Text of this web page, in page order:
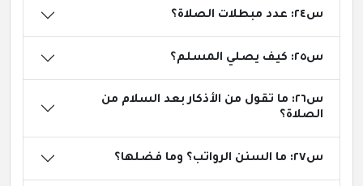
س٢٤: عدد مبطلات الصلاة؟
س٢٥: كيف يصلي المسلم؟
س٢٦: ما تقول من الأذكار بعد السلام من
الصلاة؟
س٢٧: ما السنن الرواتب؟ وما فضلها؟